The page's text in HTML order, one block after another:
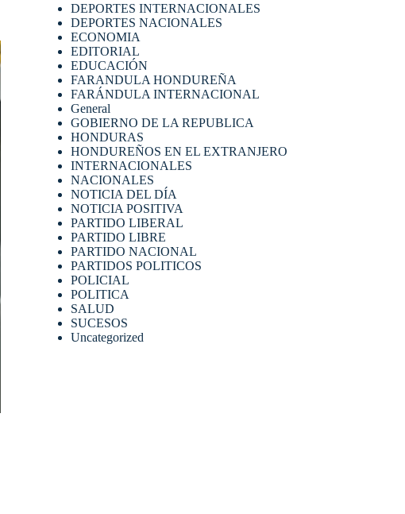
DEPORTES INTERNACIONALES
DEPORTES NACIONALES
ECONOMIA
EDITORIAL
EDUCACIÓN
FARANDULA HONDUREÑA
FARÁNDULA INTERNACIONAL
General
GOBIERNO DE LA REPUBLICA
HONDURAS
HONDUREÑOS EN EL EXTRANJERO
INTERNACIONALES
NACIONALES
NOTICIA DEL DÍA
NOTICIA POSITIVA
PARTIDO LIBERAL
PARTIDO LIBRE
PARTIDO NACIONAL
PARTIDOS POLITICOS
POLICIAL
POLITICA
SALUD
SUCESOS
Uncategorized